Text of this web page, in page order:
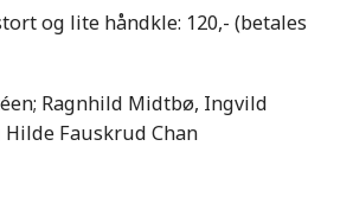
og lite håndkle: 120,- (betales
Ragnhild Midtbø, Ingvild
Fauskrud Chan